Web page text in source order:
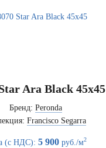
Ara Black 45x45
Бренд: Peronda
Francisco Segarra
(с НДС): 5 900руб./м2